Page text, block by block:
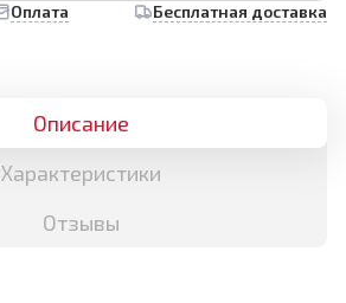
Оплата Бесплатная доставка
Описание
Характеристики
Отзывы